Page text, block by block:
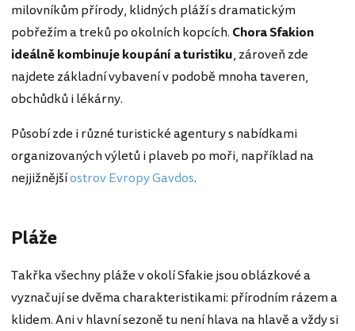
milovníkům přírody, klidných pláží s dramatickým
pobřežím a treků po okolních kopcích. Chora Sfakion
ideálně kombinuje koupání a turistiku, zároveň zde
najdete základní vybavení v podobě mnoha taveren,
obchůdků i lékárny.
Působí zde i různé turistické agentury s nabídkami
organizovaných výletů i plaveb po moři, například na
nejjižnějšíostrov Evropy Gavdos.
Pláže
Takřka všechny pláže v okolí Sfakie jsou oblázkové a
vyznačují se dvěma charakteristikami: přírodním rázem a
klidem. Ani v hlavní sezoně tu není hlava na hlavě a vždy si